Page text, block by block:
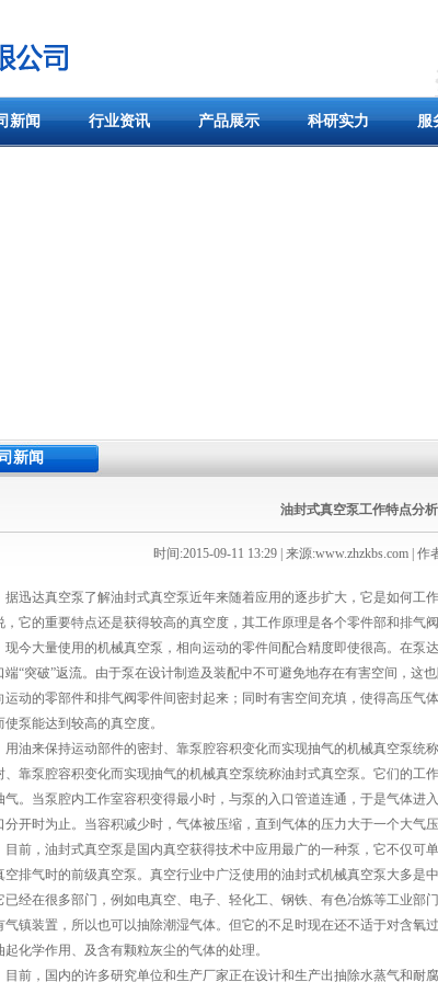
新闻 行业资讯 产品展示 科研实力 服
新闻
油封式真空泵工作特点分析
时间:2015-09-11 13:29 | 来源:www.zhzkbs.com |
据迅达真空泵了解油封式真空泵近年来随着应用的逐步扩大，它是如何工
，它的重要特点还是获得较高的真空度，其工作原理是各个零件部和排气
现今大量使用的机械真空泵，相向运动的零件间配合精度即使很高。在泵
端“突破”返流。由于泵在设计制造及装配中不可避免地存在有害空间，这
运动的零部件和排气阀零件间密封起来；同时有害空间充填，使得高压气
使泵能达到较高的真空度。
用油来保持运动部件的密封、靠泵腔容积变化而实现抽气的机械真空泵统
、靠泵腔容积变化而实现抽气的机械真空泵统称油封式真空泵。它们的工
气。当泵腔内工作室容积变得最小时，与泵的入口管道连通，于是气体进
分开时为止。当容积减少时，气体被压缩，直到气体的压力大于一个大气
目前，油封式真空泵是国内真空获得技术中应用最广的一种泵，它不仅可
空排气时的前级真空泵。真空行业中广泛使用的油封式机械真空泵大多是
已经在很多部门，例如电真空、电子、轻化工、钢铁、有色冶炼等工业部
气镇装置，所以也可以抽除潮湿气体。但它的不足时现在还不适于对含氧
起化学作用、及含有颗粒灰尘的气体的处理。
目前，国内的许多研究单位和生产厂家正在设计和生产出抽除水蒸气和耐腐